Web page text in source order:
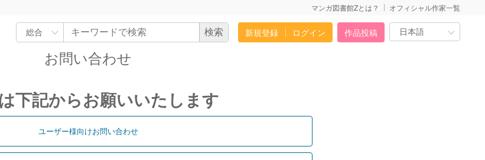
マンガ図書館Zとは？ オフィシャル作家一覧
新規登録 ログイン 作品投稿
お問い合わせ
下記からお願いいたします
ユーザー様向けお問い合わせ